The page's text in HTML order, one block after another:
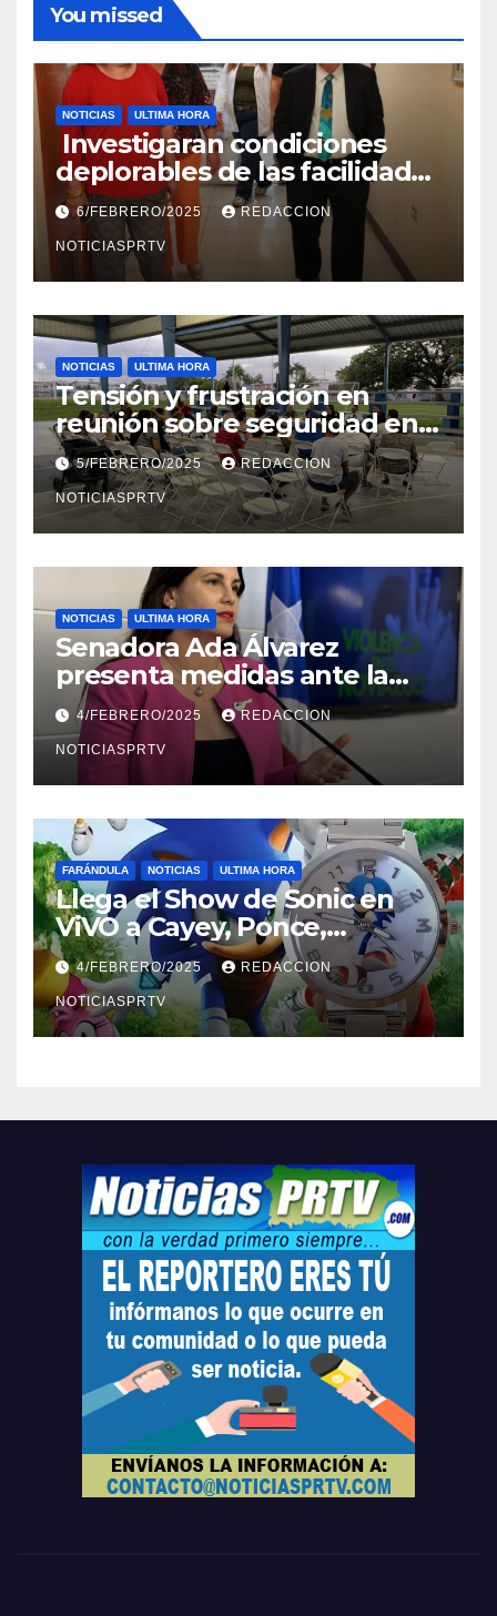
You missed
NOTICIAS ULTIMA HORA
Investigaran condiciones
deplorables de las facilidades
el Departamento de la Salud
en Mayagüez
6/FEBRERO/2025 REDACCION
NOTICIASPRTV
NOTICIAS ULTIMA HORA
Tensión y frustración en
reunión sobre seguridad en
Reparto Metropolitano
5/FEBRERO/2025 REDACCION
NOTICIASPRTV
NOTICIAS ULTIMA HORA
Senadora Ada Álvarez
presenta medidas ante la
violencia en el noviazgo
4/FEBRERO/2025 REDACCION
NOTICIASPRTV
FARÁNDULA NOTICIAS ULTIMA HORA
Llega el Show de Sonic en
ViVO a Cayey, Ponce,
Barceloneta y Humacao,
Relojes gratis para el que
compre ahora….
4/FEBRERO/2025 REDACCION
NOTICIASPRTV